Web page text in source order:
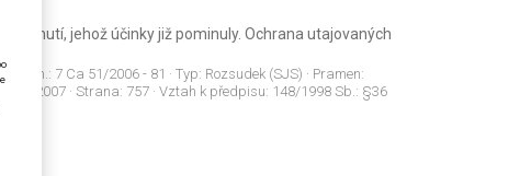
jehož účinky již pominuly. Ochrana utajovaných
Sp. zn.: 7 Ca 51/2006 - 81 · Typ: Rozsudek (SJS) · Pramen:
9/2007· Strana: 757· Vztah k předpisu: 148/1998 Sb.: §36